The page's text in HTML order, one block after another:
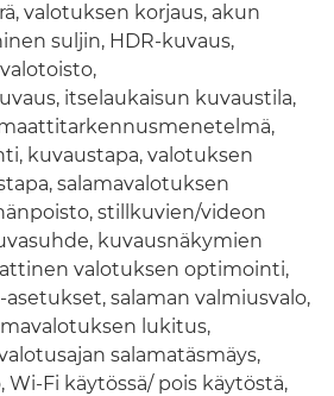
valotuksen korjaus, akun
suljin, HDR-kuvaus,
itselaukaisun kuvaustila,
kuvaustapa, valotuksen
salamavalotuksen
stillkuvien/videon
kuvausnäkymien
valotuksen optimointi,
salaman valmiusvalo,
lukitus,
salamatäsmäys,
Fi käytössä/ pois käytöstä,